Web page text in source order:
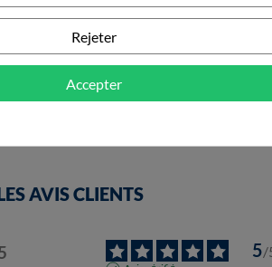
Shampooing Sec Invisible 75ml
7,49 €
AVIS CLIENTS
5/
Rejeter
Accepter